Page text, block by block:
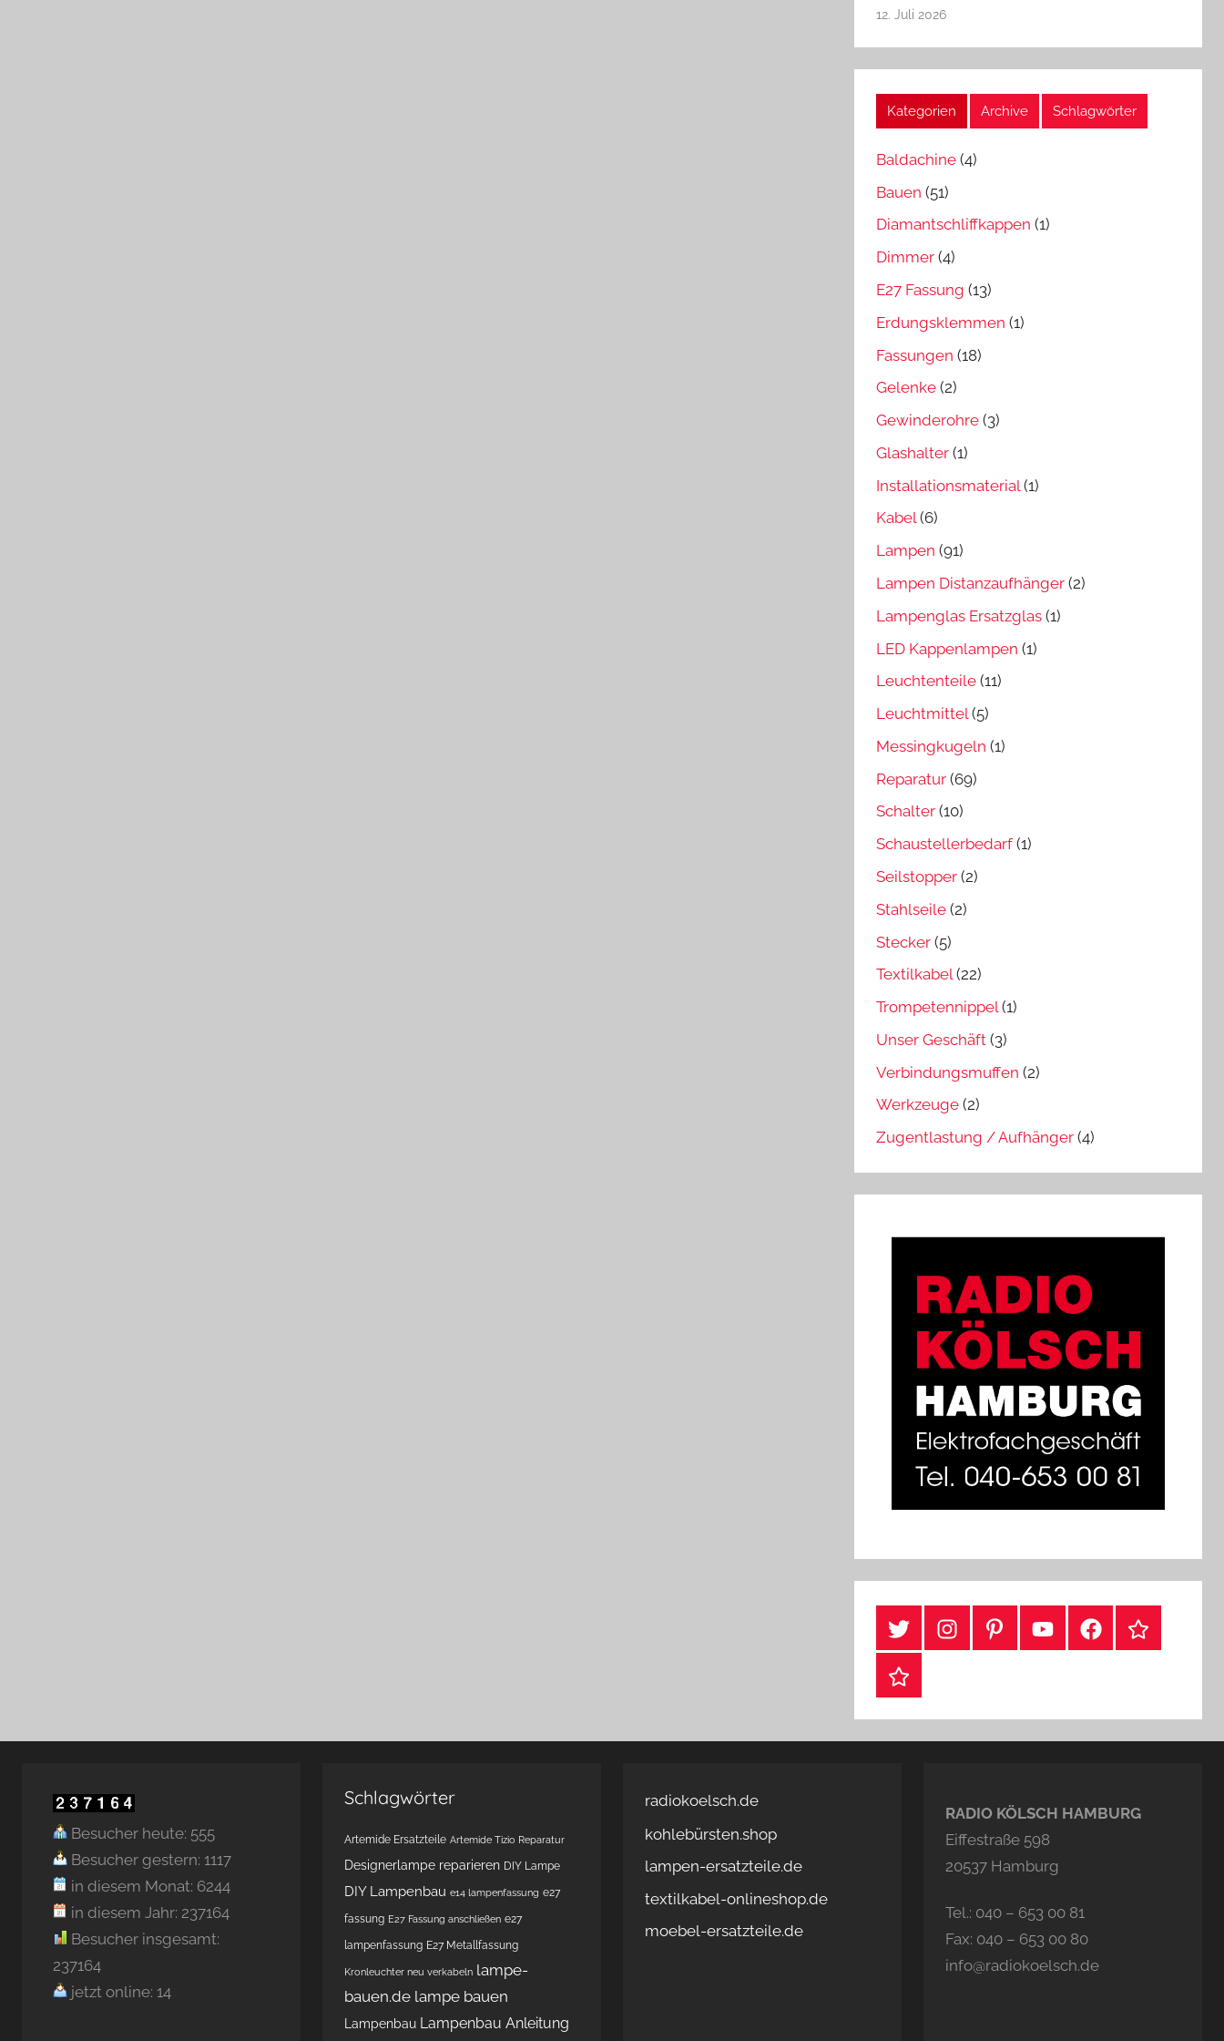
12. Juli 2026
Kategorien Archive Schlagwörter
Baldachine (4)
Bauen (51)
Diamantschliffkappen (1)
Dimmer (4)
E27 Fassung (13)
Erdungsklemmen (1)
Fassungen (18)
Gelenke (2)
Gewinderohre (3)
Glashalter (1)
Installationsmaterial (1)
Kabel(6)
Lampen (91)
Lampen Distanzaufhänger (2)
Lampenglas Ersatzglas (1)
LED Kappenlampen (1)
Leuchtenteile (11)
Leuchtmittel(5)
Messingkugeln (1)
Reparatur (69)
Schalter (10)
Schaustellerbedarf (1)
Seilstopper (2)
Stahlseile (2)
Stecker (5)
Textilkabel(22)
Trompetennippel(1)
Unser Geschäft (3)
Verbindungsmuffen (2)
Werkzeuge (2)
Zugentlastung / Aufhänger (4)
#TwitterInstagramPinterestYouTubeFacebook
TikTok
Webshop
Besucher heute: 555
Besucher gestern: 1117
in diesem Monat: 6244
in diesem Jahr: 237164
Besucher insgesamt:
237164
jetzt online: 14
Schlagwörter
Artemide Ersatzteile Artemide Tizio Reparatur
Designerlampe reparieren DIY Lampe
DIY Lampenbau e14 lampenfassung e27
fassung E27 Fassung anschließen e27
lampenfassung E27 Metallfassung
Kronleuchter neu verkabeln lampe-
bauen.de lampe bauen
Lampenbau Lampenbau Anleitung
radiokoelsch.de
kohlebürsten.shop
lampen-ersatzteile.de
textilkabel-onlineshop.de
moebel-ersatzteile.de
RADIO KÖLSCH HAMBURG
Eiffestraße 598
20537 Hamburg
Tel.: 040 – 653 00 81
Fax: 040 – 653 00 80
info@radiokoelsch.de